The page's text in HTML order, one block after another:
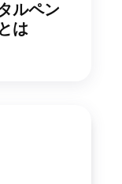
ルペン
は